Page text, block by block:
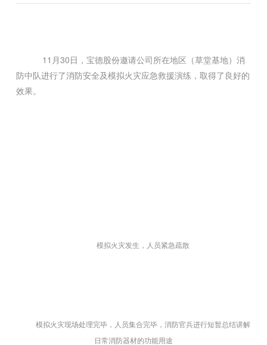
11月30日，宝德股份邀请公司所在地区（草堂基地）消
防中队进行了消防安全及模拟火灾应急救援演练，取得了良好的
效果。
模拟火灾发生，人员紧急疏散
模拟火灾现场处理完毕，人员集合完毕， 消防官兵进行短暂总结讲解
日常消防器材的功能用途